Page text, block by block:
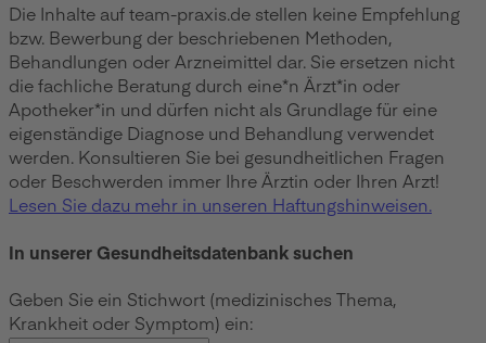
Die Inhalte auf team-praxis.de stellen keine Empfehlung
bzw. Bewerbung der beschriebenen Methoden,
Behandlungen oder Arzneimittel dar. Sie ersetzen nicht
die fachliche Beratung durch eine*n Ärzt*in oder
Apotheker*in und dürfen nicht als Grundlage für eine
eigenständige Diagnose und Behandlung verwendet
werden. Konsultieren Sie bei gesundheitlichen Fragen
oder Beschwerden immer Ihre Ärztin oder Ihren Arzt!
Lesen Sie dazu mehr in unseren Haftungshinweisen.
In unserer Gesundheitsdatenbank suchen
Geben Sie ein Stichwort (medizinisches Thema,
Krankheit oder Symptom) ein: